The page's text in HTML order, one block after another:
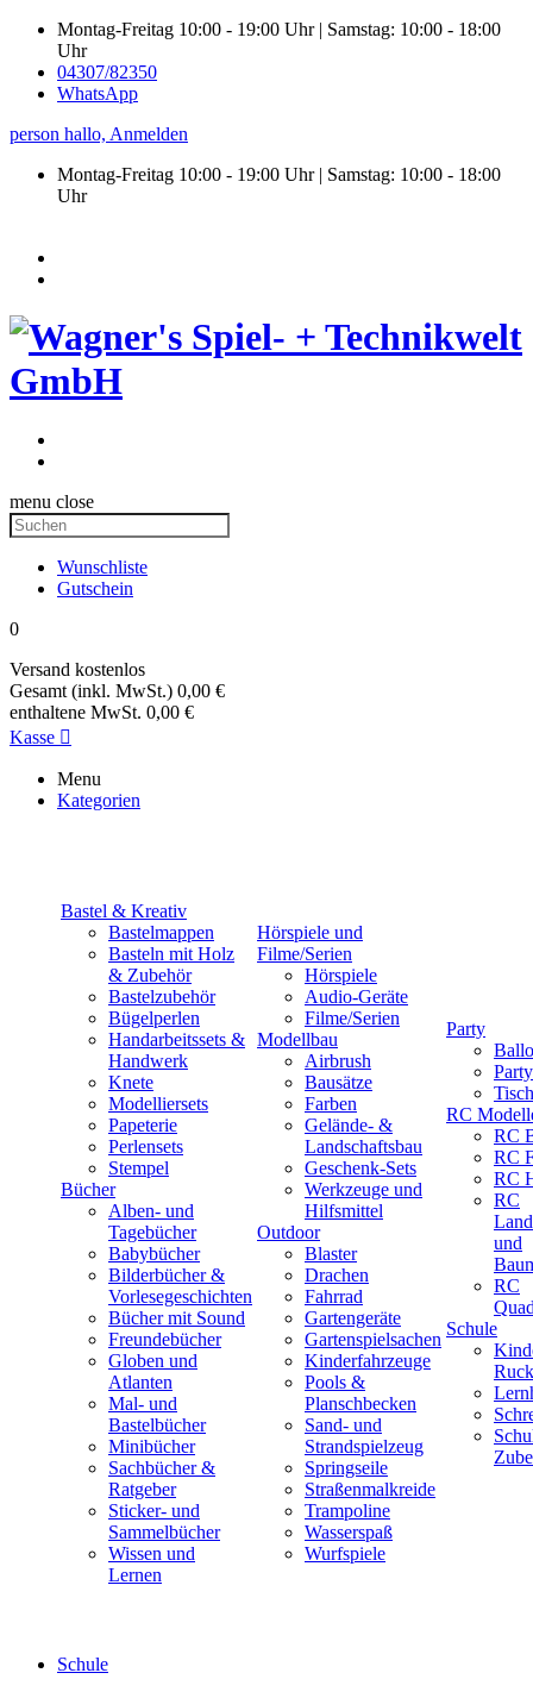
Montag-Freitag 10:00 - 19:00 Uhr | Samstag: 10:00 - 18:00
Uhr
04307/82350
WhatsApp
person hallo, Anmelden
Montag-Freitag 10:00 - 19:00 Uhr | Samstag: 10:00 - 18:00
Uhr
menu close
Wunschliste
Gutschein
0
Versand kostenlos
Gesamt (inkl. MwSt.) 0,00 €
enthaltene MwSt. 0,00 €
Kasse 
Menu
Kategorien
Bastel & Kreativ
Bastelmappen
Basteln mit Holz
& Zubehör
Bastelzubehör
Bügelperlen
Handarbeitssets &
Handwerk
Knete
Modelliersets
Papeterie
Perlensets
Stempel
Bücher
Alben- und
Tagebücher
Babybücher
Bilderbücher &
Vorlesegeschichten
Bücher mit Sound
Freundebücher
Globen und
Atlanten
Mal- und
Bastelbücher
Minibücher
Sachbücher &
Ratgeber
Sticker- und
Sammelbücher
Wissen und
Lernen
Hörspiele und
Filme/Serien
Hörspiele
Audio-Geräte
Filme/Serien
Modellbau
Airbrush
Bausätze
Farben
Gelände- &
Landschaftsbau
Geschenk-Sets
Werkzeuge und
Hilfsmittel
Outdoor
Blaster
Drachen
Fahrrad
Gartengeräte
Gartenspielsachen
Kinderfahrzeuge
Pools &
Planschbecken
Sand- und
Strandspielzeug
Springseile
Straßenmalkreide
Trampoline
Wasserspaß
Wurfspiele
Party
RC
RC
RC
RC
RC
und
RC
Schule
Schule